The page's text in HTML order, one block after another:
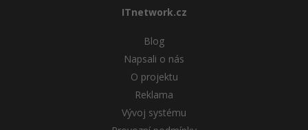
ITnetwork.cz
Blog
Napsali o nás
O projektu
Reklama
Vývoj systému